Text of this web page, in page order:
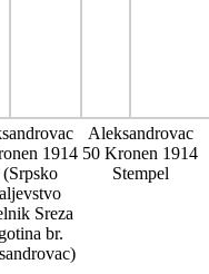
1914
(Srpsko
Sreza
br.
Aleksandrovac
50 Kronen 1914
Stempel